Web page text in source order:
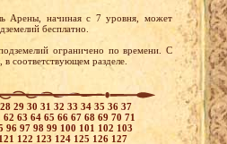
Арены, начиная с 7 уровня, может
бесплатно.
ограничено по времени. С
соответствующем разделе.
28 29 30 31 32 33 34 35 36 37
62 63 64 65 66 67 68 69 70 71
96 97 98 99 100 101 102 103
121 122 123 124 125 126 127